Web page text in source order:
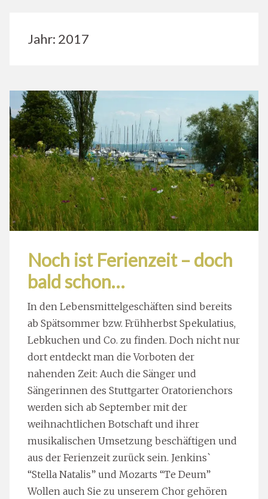
Jahr: 2017
Noch ist Ferienzeit – doch
bald schon…
In den Lebensmittelgeschäften sind bereits
ab Spätsommer bzw. Frühherbst Spekulatius,
Lebkuchen und Co. zu finden. Doch nicht nur
dort entdeckt man die Vorboten der
nahenden Zeit: Auch die Sänger und
Sängerinnen des Stuttgarter Oratorienchors
werden sich ab September mit der
weihnachtlichen Botschaft und ihrer
musikalischen Umsetzung beschäftigen und
aus der Ferienzeit zurück sein. Jenkins`
“Stella Natalis” und Mozarts “Te Deum”
Wollen auch Sie zu unserem Chor gehören